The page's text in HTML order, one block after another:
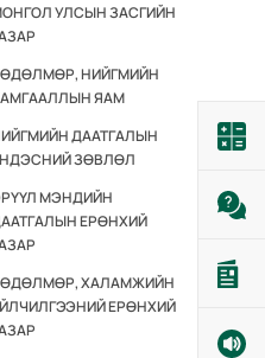
УЛСЫН ЗАСГИЙН
НИЙГМИЙН
ЯАМ
ДААТГАЛЫН
ЗӨВЛӨЛ
МЭНДИЙН
ЕРӨНХИЙ
ХАЛАМЖИЙН
ЕРӨНХИЙ